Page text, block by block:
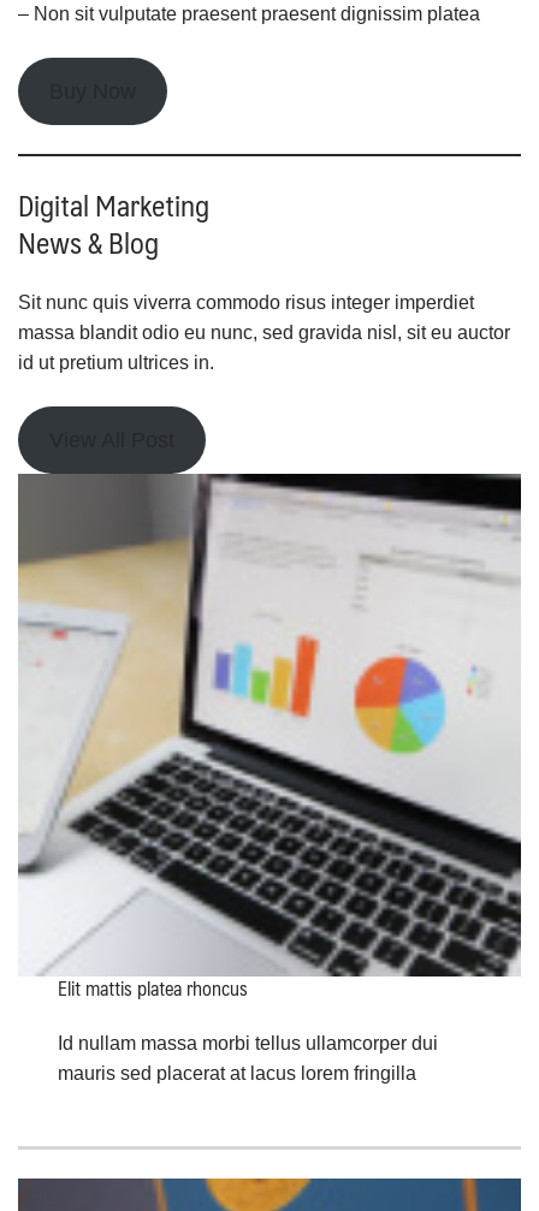
– Non sit vulputate praesent praesent dignissim platea
Digital Marketing
News & Blog
Sit nunc quis viverra commodo risus integer imperdiet
massa blandit odio eu nunc, sed gravida nisl, sit eu auctor
id ut pretium ultrices in.
Elit mattis platea rhoncus
Id nullam massa morbi tellus ullamcorper dui
mauris sed placerat at lacus lorem fringilla